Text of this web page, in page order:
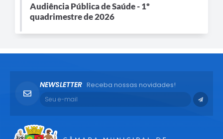
Audiência Pública de Saúde - 1º
quadrimestre de 2026
NEWSLETTER Receba nossas novidades!